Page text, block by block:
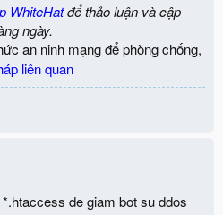
WhiteHatđể thảo luận và cập
ngày.
an ninh mạng để phòng chống,
liên quan
de giam bot su ddos